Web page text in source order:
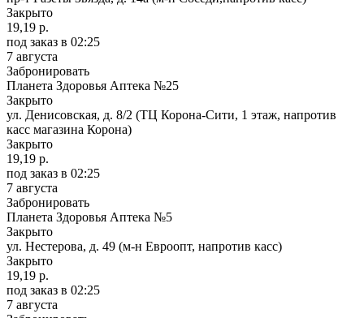
Закрыто
19,19 р.
под заказ в 02:25
7 августа
Забронировать
Планета Здоровья Аптека №25
Закрыто
ул. Денисовская, д. 8/2 (ТЦ Корона-Сити, 1 этаж, напротив
касс магазина Корона)
Закрыто
19,19 р.
под заказ в 02:25
7 августа
Забронировать
Планета Здоровья Аптека №5
Закрыто
ул. Нестерова, д. 49 (м-н Евроопт, напротив касс)
Закрыто
19,19 р.
под заказ в 02:25
7 августа